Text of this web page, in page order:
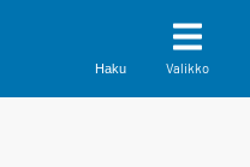
Haku Valikko